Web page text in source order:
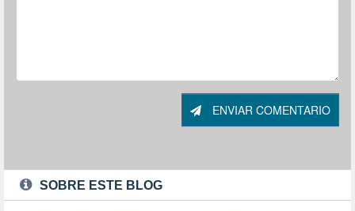
ENVIAR COMENTARIO
SOBRE ESTE BLOG